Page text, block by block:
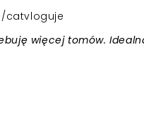
catvloguje
więcej tomów.